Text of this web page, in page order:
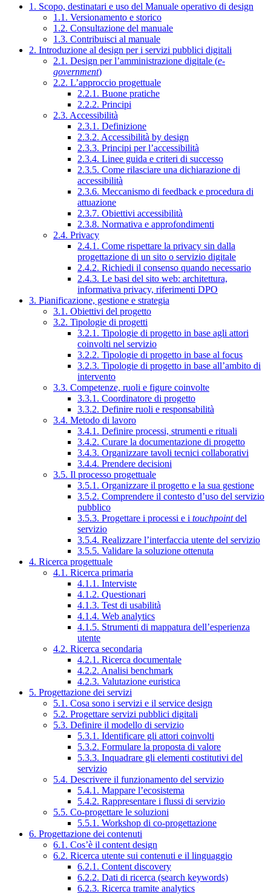
1. Scopo, destinatari e uso del Manuale operativo di design
1.1. Versionamento e storico
1.2. Consultazione del manuale
1.3. Contribuisci al manuale
2. Introduzione al design per i servizi pubblici digitali
2.1. Design per l’amministrazione digitale (e-
government)
2.2. L’approccio progettuale
2.2.1. Buone pratiche
2.2.2. Principi
2.3. Accessibilità
2.3.1. Definizione
2.3.2. Accessibilità by design
2.3.3. Principi per l’accessibilità
2.3.4. Linee guida e criteri di successo
2.3.5. Come rilasciare una dichiarazione di
accessibilità
2.3.6. Meccanismo di feedback e procedura di
attuazione
2.3.7. Obiettivi accessibilità
2.3.8. Normativa e approfondimenti
2.4. Privacy
2.4.1. Come rispettare la privacy sin dalla
progettazione di un sito o servizio digitale
2.4.2. Richiedi il consenso quando necessario
2.4.3. Le basi del sito web: architettura,
informativa privacy, riferimenti DPO
3. Pianificazione, gestione e strategia
3.1. Obiettivi del progetto
3.2. Tipologie di progetti
3.2.1. Tipologie di progetto in base agli attori
coinvolti nel servizio
3.2.2. Tipologie di progetto in base al focus
3.2.3. Tipologie di progetto in base all’ambito di
intervento
3.3. Competenze, ruoli e figure coinvolte
3.3.1. Coordinatore di progetto
3.3.2. Definire ruoli e responsabilità
3.4. Metodo di lavoro
3.4.1. Definire processi, strumenti e rituali
3.4.2. Curare la documentazione di progetto
3.4.3. Organizzare tavoli tecnici collaborativi
3.4.4. Prendere decisioni
3.5. Il processo progettuale
3.5.1. Organizzare il progetto e la sua gestione
3.5.2. Comprendere il contesto d’uso del servizio
pubblico
3.5.3. Progettare i processi e i touchpointdel
servizio
3.5.4. Realizzare l’interfaccia utente del servizio
3.5.5. Validare la soluzione ottenuta
4. Ricerca progettuale
4.1. Ricerca primaria
4.1.1. Interviste
4.1.2. Questionari
4.1.3. Test di usabilità
4.1.4. Web analytics
4.1.5. Strumenti di mappatura dell’esperienza
utente
4.2. Ricerca secondaria
4.2.1. Ricerca documentale
4.2.2. Analisi benchmark
4.2.3. Valutazione euristica
5. Progettazione dei servizi
5.1. Cosa sono i servizi e il service design
5.2. Progettare servizi pubblici digitali
5.3. Definire il modello di servizio
5.3.1. Identificare gli attori coinvolti
5.3.2. Formulare la proposta di valore
5.3.3. Inquadrare gli elementi costitutivi del
servizio
5.4. Descrivere il funzionamento del servizio
5.4.1. Mappare l’ecosistema
5.4.2. Rappresentare i flussi di servizio
5.5. Co-progettare le soluzioni
5.5.1. Workshop di co-progettazione
6. Progettazione dei contenuti
6.1. Cos’è il content design
6.2. Ricerca utente sui contenuti e il linguaggio
6.2.1. Content discovery
6.2.2. Dati di ricerca (search keywords)
6.2.3. Ricerca tramite analytics